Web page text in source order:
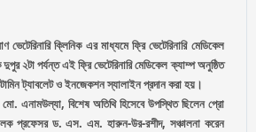
ভেটেরিনারি ক্লিনিক এর মাধ্যমে ফ্রি ভেটেরিনারি মেডিকেল
২টা পর্যন্ত এই ফ্রি ভেটেরিনারি মেডিকেল ক্যাম্প অনুষ্ঠিত
ট্যাবলেট ও ইনজেকশন স্যালাইন প্রদান করা হয়।
এনামউল্যা, বিশেষ অতিথি হিসেবে উপস্থিত ছিলেন প্রো
প্রফেসর ড. এস. এম. হারুন-উর-রশীদ, সঞ্চালনা করেন